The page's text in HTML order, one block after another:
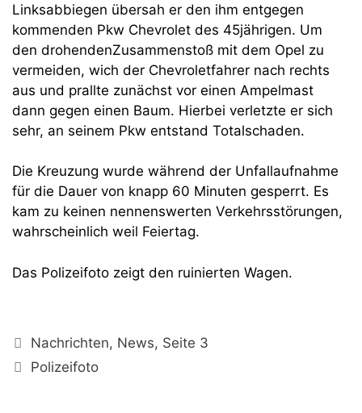
Linksabbiegen übersah er den ihm entgegen
kommenden Pkw Chevrolet des 45jährigen. Um
den drohendenZusammenstoß mit dem Opel zu
vermeiden, wich der Chevroletfahrer nach rechts
aus und prallte zunächst vor einen Ampelmast
dann gegen einen Baum. Hierbei verletzte er sich
sehr, an seinem Pkw entstand Totalschaden.
Die Kreuzung wurde während der Unfallaufnahme
für die Dauer von knapp 60 Minuten gesperrt. Es
kam zu keinen nennenswerten Verkehrsstörungen,
wahrscheinlich weil Feiertag.
Das Polizeifoto zeigt den ruinierten Wagen.
Kategorien
Nachrichten, News, Seite 3
Schlagwörter
Polizeifoto